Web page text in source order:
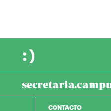
CONTACTO